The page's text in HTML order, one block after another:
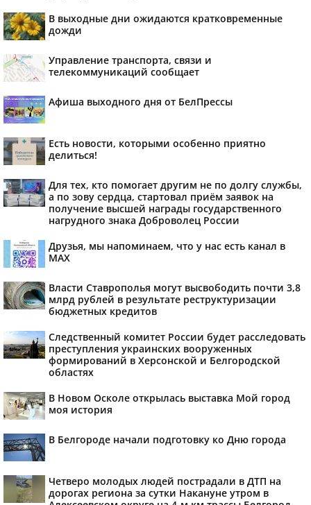
В выходные дни ожидаются кратковременные
дожди
Управление транспорта, связи и
телекоммуникаций сообщает
Афиша выходного дня от БелПрессы
Есть новости, которыми особенно приятно
делиться!
Для тех, кто помогает другим не по долгу службы,
а по зову сердца, стартовал приём заявок на
получение высшей награды государственного
нагрудного знака Доброволец России
Друзья, мы напоминаем, что у нас есть канал в
МАХ
Власти Ставрополья могут высвободить почти 3,8
млрд рублей в результате реструктуризации
бюджетных кредитов
Следственный комитет России будет расследовать
преступления украинских вооруженных
формирований в Херсонской и Белгородской
областях
В Новом Осколе открылась выставка Мой город
моя история
В Белгороде начали подготовку ко Дню города
Четверо молодых людей пострадали в ДТП на
дорогах региона за сутки Накануне утром в